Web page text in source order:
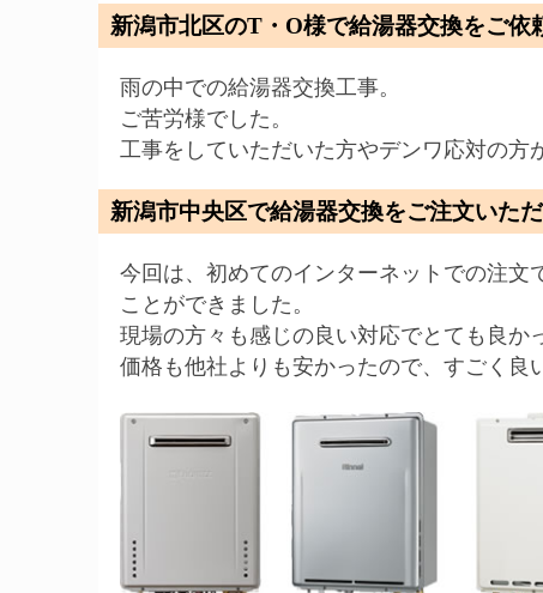
新潟市北区のT・O様で給湯器交換をご依
雨の中での給湯器交換工事。
ご苦労様でした。
工事をしていただいた方やデンワ応対の方
新潟市中央区で給湯器交換をご注文いた
今回は、初めてのインターネットでの注文
ことができました。
現場の方々も感じの良い対応でとても良か
価格も他社よりも安かったので、すごく良